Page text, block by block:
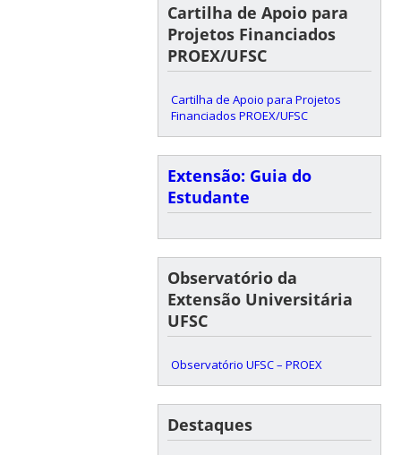
Cartilha de Apoio para
Projetos Financiados
PROEX/UFSC
Cartilha de Apoio para Projetos
Financiados PROEX/UFSC
Extensão: Guia do
Estudante
Observatório da
Extensão Universitária
UFSC
Observatório UFSC – PROEX
Destaques